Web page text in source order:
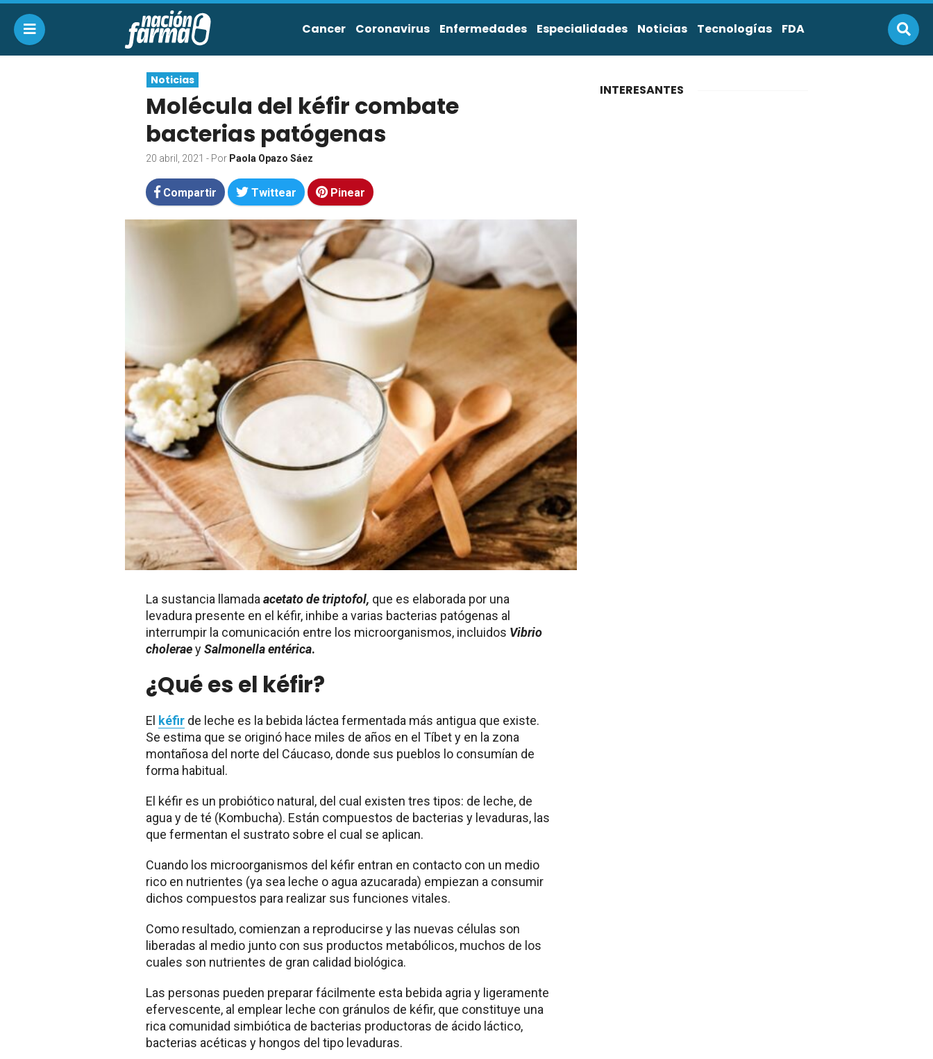
Cancer Coronavirus Enfermedades Especialidades Noticias Tecnologías FDA
Noticias
Molécula del kéfir combate
bacterias patógenas
20 abril, 2021 - Por Paola Opazo Sáez
Compartir Twittear Pinear
La sustancia llamada acetato de triptofol, que es elaborada por una
levadura presente en el kéfir, inhibe a varias bacterias patógenas al
interrumpir la comunicación entre los microorganismos, incluidos Vibrio
choleraeySalmonella entérica.
¿Qué es el kéfir?
El kéfir de leche es la bebida láctea fermentada más antigua que existe.
Se estima que se originó hace miles de años en el Tíbet y en la zona
montañosa del norte del Cáucaso, donde sus pueblos lo consumían de
forma habitual.
El kéfir es un probiótico natural, del cual existen tres tipos: de leche, de
agua y de té (Kombucha). Están compuestos de bacterias y levaduras, las
que fermentan el sustrato sobre el cual se aplican.
Cuando los microorganismos del kéfir entran en contacto con un medio
rico en nutrientes (ya sea leche o agua azucarada) empiezan a consumir
dichos compuestos para realizar sus funciones vitales.
Como resultado, comienzan a reproducirse y las nuevas células son
liberadas al medio junto con sus productos metabólicos, muchos de los
cuales son nutrientes de gran calidad biológica.
Las personas pueden preparar fácilmente esta bebida agria y ligeramente
efervescente, al emplear leche con gránulos de kéfir, que constituye una
rica comunidad simbiótica de bacterias productoras de ácido láctico,
bacterias acéticas y hongos del tipo levaduras.
INTERESANTES